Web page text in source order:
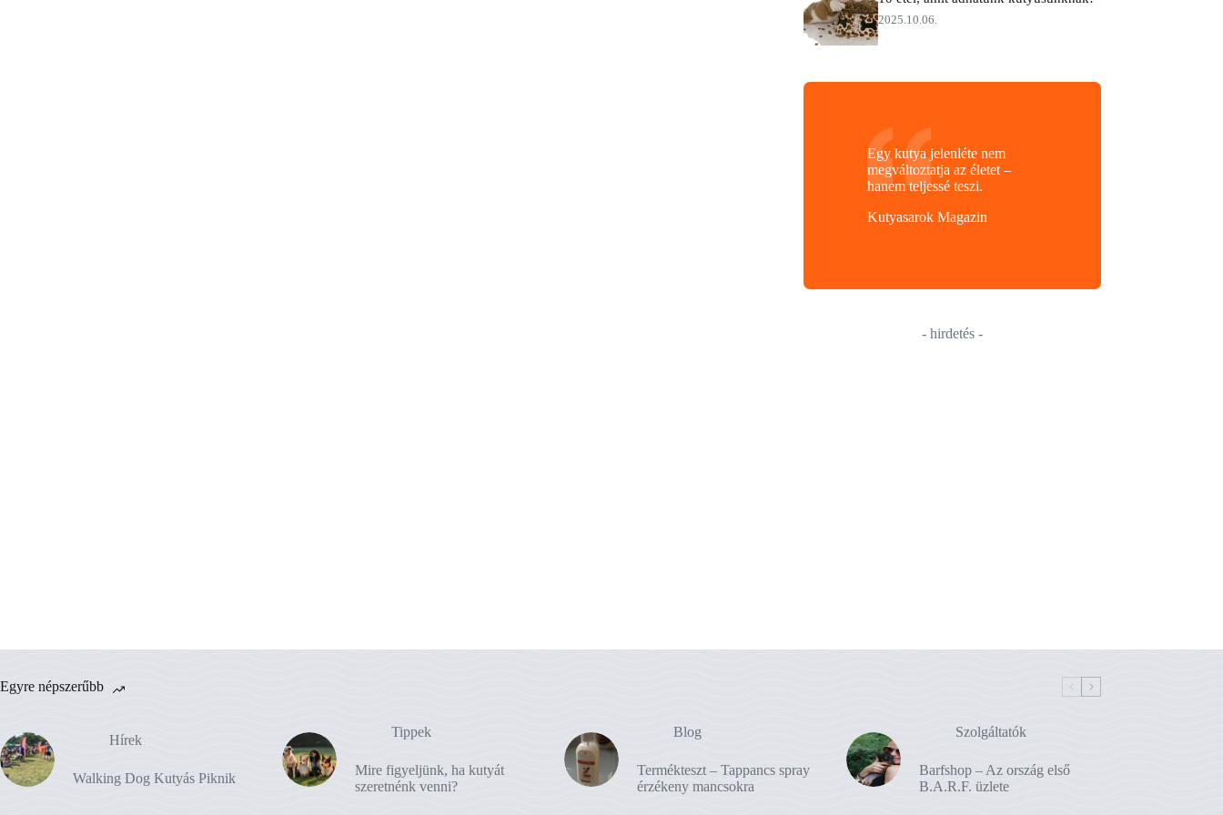
2025.10.06.
Egy kutya jelenléte nem
megváltoztatja az életet –
hanem teljessé teszi.
Kutyasarok Magazin
- hirdetés -
Egyre népszerűbb
Hírek
Walking Dog Kutyás Piknik
Tippek
Mire figyeljünk, ha kutyát
szeretnénk venni?
Blog
Termékteszt – Tappancs spray
érzékeny mancsokra
Szolgáltatók
Barfshop – Az ország első
B.A.R.F. üzlete